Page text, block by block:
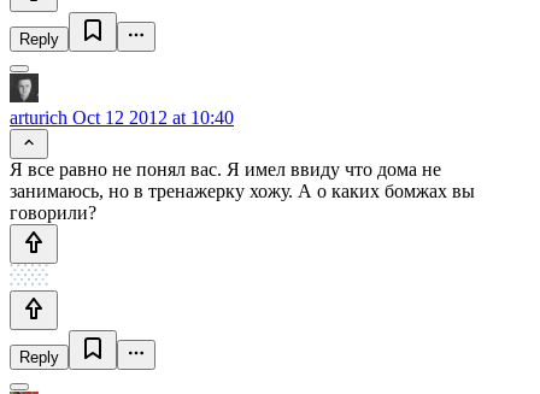
Reply
arturich Oct 12 2012 at 10:40
Я все равно не понял вас. Я имел ввиду что дома не
занимаюсь, но в тренажерку хожу. А о каких бомжах вы
говорили?
Reply